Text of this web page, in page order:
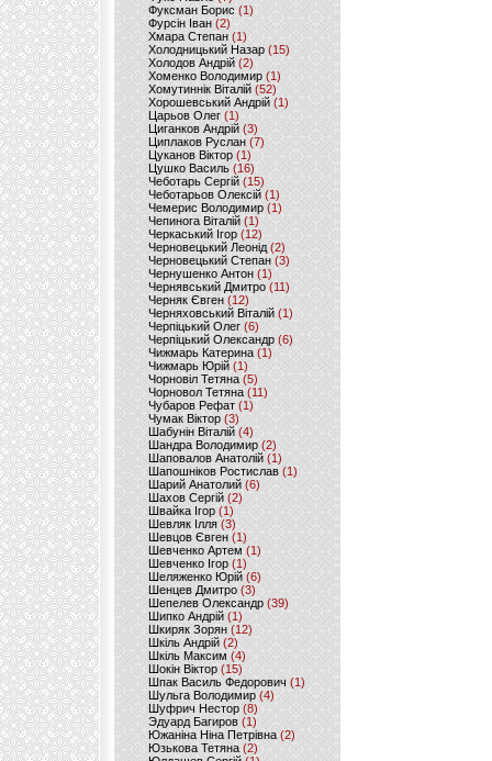
Фуксман Борис (1)
Фурсін Іван (2)
Хмара Степан(1)
Холодницький Назар(15)
Холодов Андрій (2)
Хоменко Володимир (1)
Хомутиннік Віталій (52)
Хорошевський Андрій (1)
Царьов Олег (1)
Циганков Андрій (3)
Циплаков Руслан(7)
Цуканов Віктор (1)
Цушко Василь (16)
Чеботарь Сергій (15)
Чеботарьов Олексій (1)
Чемерис Володимир (1)
Чепинога Віталій (1)
Черкаський Ігор (12)
Черновецький Леонід(2)
Черновецький Степан (3)
Чернушенко Антон (1)
Чернявський Дмитро(11)
Черняк Євген(12)
Черняховський Віталій (1)
Черпіцький Олег (6)
Черпіцький Олександр (6)
Чижмарь Катерина (1)
Чижмарь Юрій (1)
Чорновіл Тетяна (5)
Чорновол Тетяна (11)
Чубаров Рефат (1)
Чумак Віктор(3)
Шабунін Віталій (4)
Шандра Володимир (2)
Шаповалов Анатолій(1)
Шапошніков Ростислав(1)
Шарий Анатолий(6)
Шахов Сергій(2)
Швайка Ігор (1)
Шевляк Ілля (3)
Шевцов Євген (1)
Шевченко Артем(1)
Шевченко Ігор(1)
Шеляженко Юрій (6)
Шенцев Дмитро (3)
Шепелев Олександр (39)
Шипко Андрій(1)
Шкиряк Зорян(12)
Шкіль Андрій(2)
Шкіль Максим (4)
Шокін Віктор (15)
Шпак Василь Федорович (1)
Шульга Володимир (4)
Шуфрич Нестор(8)
Эдуард Багиров (1)
Южаніна Ніна Петрівна (2)
Юзькова Тетяна(2)